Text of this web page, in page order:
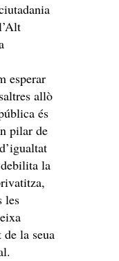
esperar
allò
és
pilar de
la
les
la seua